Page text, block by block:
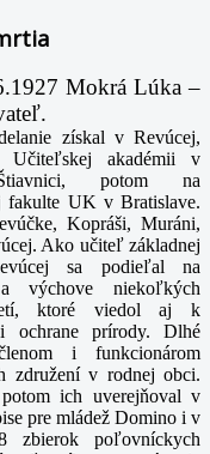
Mokrá Lúka –
získal v Revúcej,
Učiteľskej akadémii v
potom na
fakulte UK v Bratislave.
Kopráši, Muráni,
Ako učiteľ základnej
sa podieľal na
výchove niekoľkých
ktoré viedol aj k
ochrane prírody. Dlhé
i funkcionárom
združení v rodnej obci.
ich uverejňoval v
pre mládež Domino i v
zbierok poľovníckych